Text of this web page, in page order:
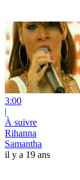
3:00
|
À suivre
Rihanna
Samantha
il y a 19 ans